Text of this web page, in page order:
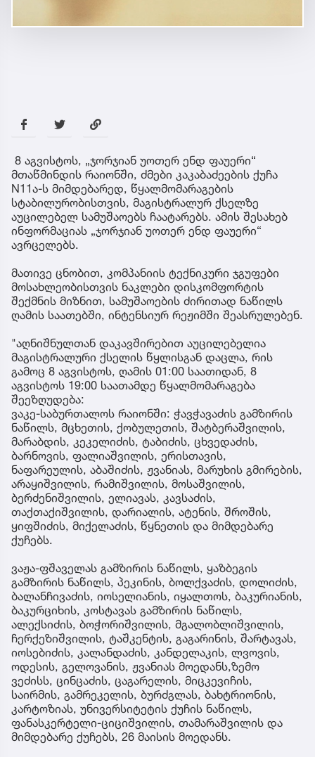
8 აგვისტოს, „ჯორჯიან უოთერ ენდ ფაუერი“
მთაწმინდის რაიონში, ძმები კაკაბაძეების ქუჩა
N11ა-ს მიმდებარედ, წყალმომარაგების
სტაბილურობისთვის, მაგისტრალურ ქსელზე
აუცილებელ სამუშაოებს ჩაატარებს. ამის შესახებ
ინფორმაციას „ჯორჯიან უოთერ ენდ ფაუერი“
ავრცელებს.
მათივე ცნობით, კომპანიის ტექნიკური ჯგუფები
მოსახლეობისთვის ნაკლები დისკომფორტის
შექმნის მიზნით, სამუშაოების ძირითად ნაწილს
ღამის საათებში, ინტენსიურ რეჟიმში შეასრულებენ.
"აღნიშნულთან დაკავშირებით აუცილებელია
მაგისტრალური ქსელის წყლისგან დაცლა, რის
გამოც 8 აგვისტოს, ღამის 01:00 საათიდან, 8
აგვისტოს 19:00 საათამდე წყალმომარაგება
შეეზღუდება:
ვაკე-საბურთალოს რაიონში: ჭავჭავაძის გამზირის
ნაწილს, მცხეთის, ქობულეთის, შატბერაშვილის,
მარაბდის, კეკელიძის, ტაბიძის, ცხვედაძის,
ბარნოვის, ფალიაშვილის, ერისთავის,
ნაფარეულის, აბაშიძის, ჟვანიას, მარუხის გმირების,
არაყიშვილის, რამიშვილის, მოსაშვილის,
ბერძენიშვილის, ელიავას, კავსაძის,
თაქთაქიშვილის, დარიალის, ატენის, შროშის,
ყიფშიძის, მიქელაძის, წყნეთის და მიმდებარე
ქუჩებს.
ვაჟა-ფშაველას გამზირის ნაწილს, ყაზბეგის
გამზირის ნაწილს, პეკინის, ბოლქვაძის, დოლიძის,
ბალანჩივაძის, იოსელიანის, იყალთოს, ბაკურიანის,
ბაკურციხის, კოსტავას გამზირის ნაწილს,
ალექსიძის, ბოჭორიშვილის, მგალობლიშვილის,
ჩერქეზიშვილის, ტაშკენტის, გაგარინის, შარტავას,
იოსებიძის, კალანდაძის, კანდელაკის, ლვოვის,
ოდესის, გელოვანის, ჟვანიას მოედანს,ზემო
ვეძისს, ცინცაძის, ცაგარელის, მიცკევიჩის,
საირმის, გამრეკელის, ბურძგლას, ბახტრიონის,
კარტოზიას, უნივერსიტეტის ქუჩის ნაწილს,
ფანასკერტელი-ციციშვილის, თამარაშვილის და
მიმდებარე ქუჩებს, 26 მაისის მოედანს.